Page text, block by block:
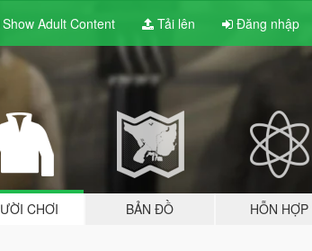
Show Adult Content Tải lên Đăng nhập
CHƠI BẢN ĐỒ HỖN HỢP